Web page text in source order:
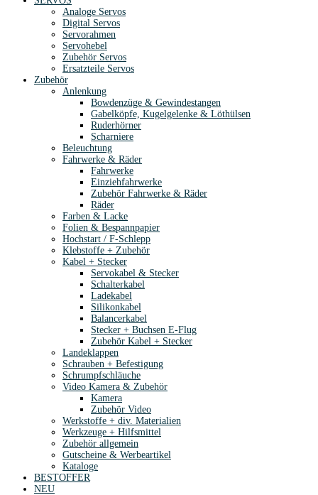
Analoge Servos
Digital Servos
Servorahmen
Servohebel
Zubehör Servos
Ersatzteile Servos
Zubehör
Anlenkung
Bowdenzüge & Gewindestangen
Gabelköpfe, Kugelgelenke & Löthülsen
Ruderhörner
Scharniere
Beleuchtung
Fahrwerke & Räder
Fahrwerke
Einziehfahrwerke
Zubehör Fahrwerke & Räder
Räder
Farben & Lacke
Folien & Bespannpapier
Hochstart / F-Schlepp
Klebstoffe + Zubehör
Kabel + Stecker
Servokabel & Stecker
Schalterkabel
Ladekabel
Silikonkabel
Balancerkabel
Stecker + Buchsen E-Flug
Zubehör Kabel + Stecker
Landeklappen
Schrauben + Befestigung
Schrumpfschläuche
Video Kamera & Zubehör
Kamera
Zubehör Video
Werkstoffe + div. Materialien
Werkzeuge + Hilfsmittel
Zubehör allgemein
Gutscheine & Werbeartikel
Kataloge
BESTOFFER
NEU